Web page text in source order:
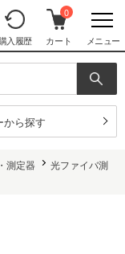
入履歴
0
カート メニュー
から探す
測定器
光ファイバ測